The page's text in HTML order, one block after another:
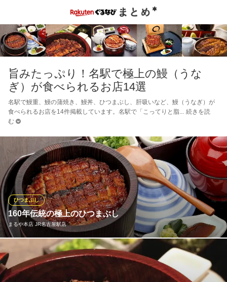
旨みたっぷり！名駅で極上の鰻（うな
ぎ）が食べられるお店14選
名駅で鰻重、鰻の蒲焼き、鰻丼、ひつまぶし、肝吸いなど、鰻（うなぎ）が
食べられるお店を14件掲載しています。名駅で「こってりと脂
続きを読
む
160年伝統の極上のひつまぶし
まるや本店 JR名古屋駅店
ひつまぶし
160年もの伝統ある秘伝のタレと厳選された鰻が織り成す極上のひ
つまぶしをご賞味あれ！素材のこだわりは鰻だけでなく育った水
にまで気を配り常に良質の環境で育った鰻のみを使用しておりま